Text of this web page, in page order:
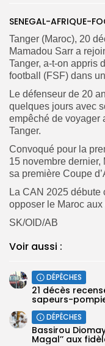
FR
SENEGAL-AFRIQUE-
Tanger (Maroc), 20
Mamadou Sarr a
Tanger, a-t-on appris
football (FSF) dans
‎Le défenseur de 20
quelques jours avec
empêché de voyager
Tanger.
Convoqué pour la
15 novembre dernier,
sa première Coupe
La CAN 2025 débute
opposer le Maroc aux
SK/OID/AB
Voir aussi :
DÉPÊCHES
21 décès
sapeurs-
DÉPÊCHES
Bassirou
Magal’’ aux